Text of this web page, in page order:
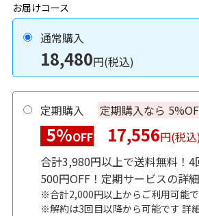
お届けコース
通常購入
18,480円(税込)
定期購入 定期購入なら
5%OFF 17,556円(税
合計3,980円以上で送料無料！4
500円OFF！定期サービスの詳
※合計2,000円以上からご利用可能
※解約は3回目以降から可能です 詳